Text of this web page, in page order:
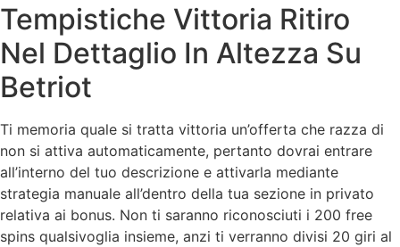
Tempistiche Vittoria Ritiro
Nel Dettaglio In Altezza Su
Betriot
Ti memoria quale si tratta vittoria un’offerta che razza di
non si attiva automaticamente, pertanto dovrai entrare
all’interno del tuo descrizione e attivarla mediante
strategia manuale all’dentro della tua sezione in privato
relativa ai bonus. Non ti saranno riconosciuti i 200 free
spins qualsivoglia insieme, anzi ti verranno divisi 20 giri al